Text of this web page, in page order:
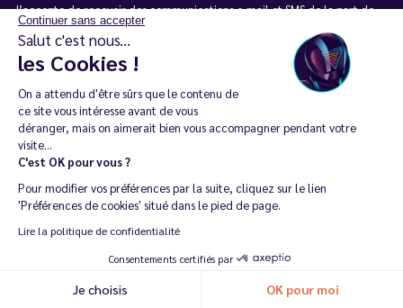
Continuer sans accepter
Salut c'est nous...
les Cookies !
On a attendu d'être sûrs que le contenu de
ce site vous intéresse avant de vous
déranger, mais on aimerait bien vous accompagner pendant votre
visite...
C'est OK pour vous ?
Pour modifier vos préférences par la suite, cliquez sur le lien
'Préférences de cookies' situé dans le pied de page.
Lire la politique de confidentialité
Consentements certifiés par
Je choisis OK pour moi
J’accepte de recevoir des communications e-mail et SMS de la part de
LD Groupe
Restez en contact
La vente de cigarette électronique est interdite chez les moins de
18 ans. 🔞
Copyright © 2014 - 2026 Le Vapoteur Discount - Tous droits
Ne vapotez pas si vous ne fumez pas.